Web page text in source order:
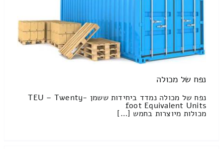
נפח של מכולה
נפח של מכולה נמדד ביחידות ששמן TEU – Twenty-
foot Equivalent Units
מכולות מיוצרות בחמש […]